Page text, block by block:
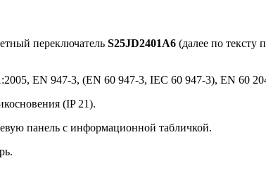
переключатель S25JD2401A6 (далее по тексту
EN 947-3, (EN 60 947-3, IEC 60 947-3), EN 60
(IP 21).
панель с информационной табличкой.